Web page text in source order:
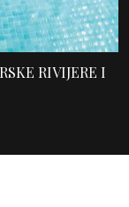
HALJINA
SKUPLJE
KOŠTAJU. NE